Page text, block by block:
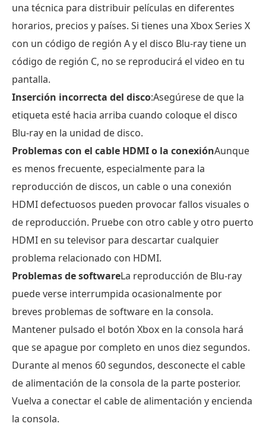
una técnica para distribuir películas en diferentes
horarios, precios y países. Si tienes una Xbox Series X
con un código de región A y el disco Blu-ray tiene un
código de región C, no se reproducirá el video en tu
pantalla.
Inserción incorrecta del disco:Asegúrese de que la
etiqueta esté hacia arriba cuando coloque el disco
Blu-ray en la unidad de disco.
Problemas con el cable HDMI o la conexiónAunque
es menos frecuente, especialmente para la
reproducción de discos, un cable o una conexión
HDMI defectuosos pueden provocar fallos visuales o
de reproducción. Pruebe con otro cable y otro puerto
HDMI en su televisor para descartar cualquier
problema relacionado con HDMI.
Problemas de softwareLa reproducción de Blu-ray
puede verse interrumpida ocasionalmente por
breves problemas de software en la consola.
Mantener pulsado el botón Xbox en la consola hará
que se apague por completo en unos diez segundos.
Durante al menos 60 segundos, desconecte el cable
de alimentación de la consola de la parte posterior.
Vuelva a conectar el cable de alimentación y encienda
la consola.